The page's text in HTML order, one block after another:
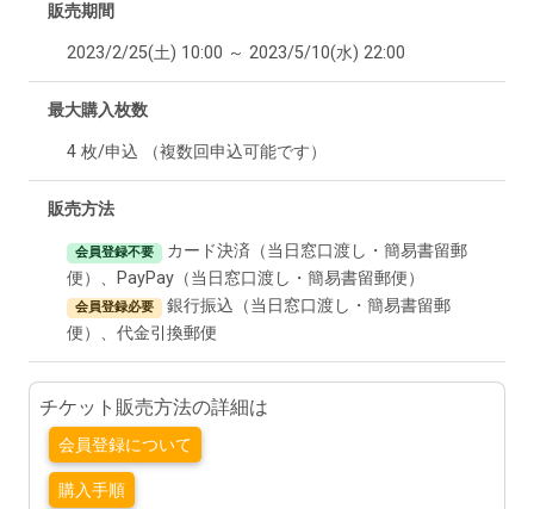
販売期間
2023/2/25(土) 10:00 ～ 2023/5/10(水) 22:00
最大購入枚数
4 枚/申込 （複数回申込可能です）
販売方法
会員登録不要
カード決済（当日窓口渡し・簡易書留郵
便）、PayPay（当日窓口渡し・簡易書留郵便）
会員登録必要
銀行振込（当日窓口渡し・簡易書留郵
便）、代金引換郵便
チケット販売方法の詳細は
会員登録について
購入手順